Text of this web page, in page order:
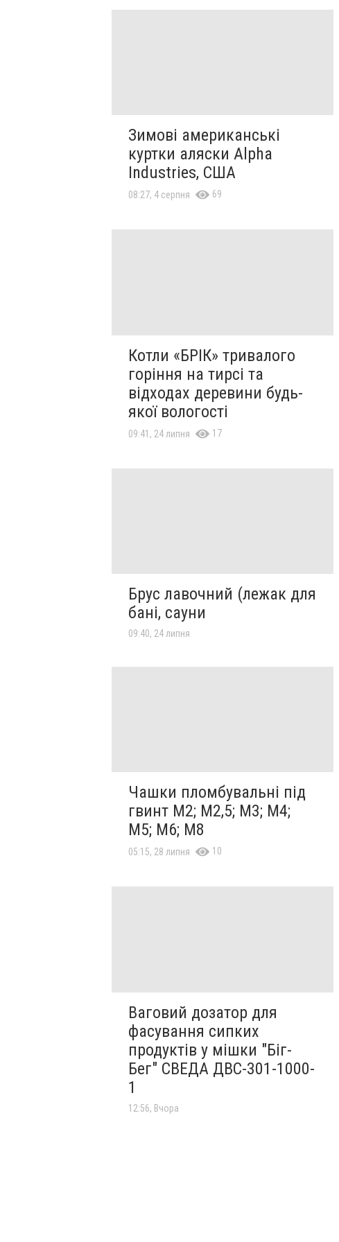
Зимові американські
куртки аляски Alpha
Industries, США
08:27, 4 серпня 69
Котли «БРІК» тривалого
горіння на тирсі та
відходах деревини будь-
якої вологості
09:41, 24 липня 17
Брус лавочний (лежак для
бані, сауни
09:40, 24 липня
Чашки пломбувальні під
гвинт М2; М2,5; М3; М4;
М5; М6; М8
05:15, 28 липня 10
Ваговий дозатор для
фасування сипких
продуктів у мішки "Біг-
Бег" СВЕДА ДВС-301-1000-
1
12:56, Вчора